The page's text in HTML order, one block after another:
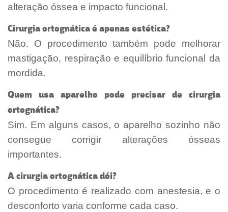
alteração óssea e impacto funcional.
Cirurgia ortognática é apenas estética?
Não. O procedimento também pode melhorar
mastigação, respiração e equilíbrio funcional da
mordida.
Quem usa aparelho pode precisar de cirurgia
ortognática?
Sim. Em alguns casos, o aparelho sozinho não
consegue corrigir alterações ósseas
importantes.
A cirurgia ortognática dói?
O procedimento é realizado com anestesia, e o
desconforto varia conforme cada caso.